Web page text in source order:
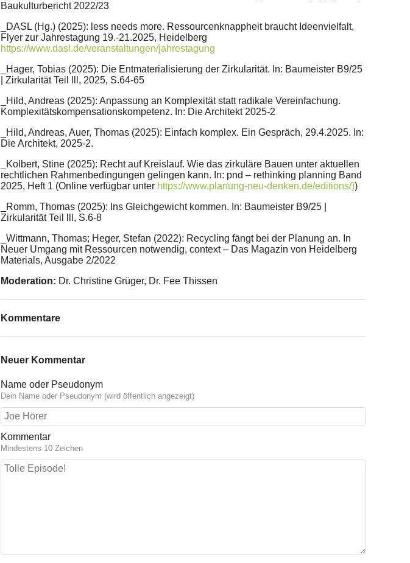
Baukulturbericht 2022/23
_DASL (Hg.) (2025): less needs more. Ressourcenknappheit braucht Ideenvielfalt,
Flyer zur Jahrestagung 19.-21.2025, Heidelberg
https://www.dasl.de/veranstaltungen/jahrestagung
_Hager, Tobias (2025): Die Entmaterialisierung der Zirkularität. In: Baumeister B9/25
| Zirkularität Teil lll, 2025, S.64-65
_Hild, Andreas (2025): Anpassung an Komplexität statt radikale Vereinfachung.
Komplexitätskompensationskompetenz. In: Die Architekt 2025-2
_Hild, Andreas, Auer, Thomas (2025): Einfach komplex. Ein Gespräch, 29.4.2025. In:
Die Architekt, 2025-2.
_Kolbert, Stine (2025): Recht auf Kreislauf. Wie das zirkuläre Bauen unter aktuellen
rechtlichen Rahmenbedingungen gelingen kann. In: pnd – rethinking planning Band
2025, Heft 1 (Online verfügbar unter https://www.planung-neu-denken.de/editions/))
_Romm, Thomas (2025): Ins Gleichgewicht kommen. In: Baumeister B9/25 |
Zirkularität Teil lll, S.6-8
_Wittmann, Thomas; Heger, Stefan (2022): Recycling fängt bei der Planung an. In
Neuer Umgang mit Ressourcen notwendig, context – Das Magazin von Heidelberg
Materials, Ausgabe 2/2022
Moderation: Dr. Christine Grüger, Dr. Fee Thissen
Kommentare
Neuer Kommentar
Name oder Pseudonym
Dein Name oder Pseudonym (wird öffentlich angezeigt)
Kommentar
Mindestens 10 Zeichen